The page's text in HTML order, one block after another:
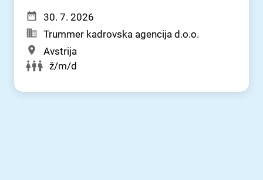
30. 7. 2026
Trummer kadrovska agencija d.o.o.
Avstrija
ž/m/d